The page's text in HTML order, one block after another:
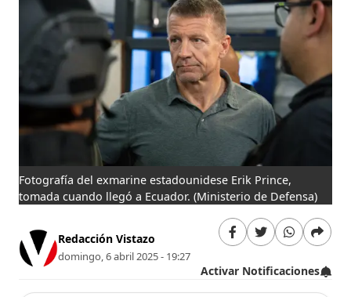
Fotografía del exmarine estadounidese Erik Prince,
tomada cuando llegó a Ecuador. (Ministerio de Defensa)
Redacción Vistazo
domingo, 6 abril 2025 - 19:27
Activar Notificaciones